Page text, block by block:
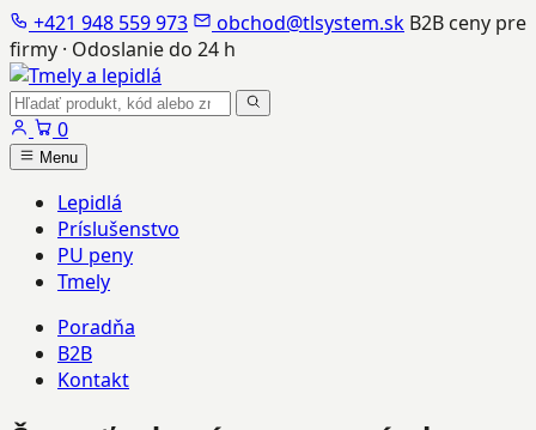
+421 948 559 973 obchod@tlsystem.sk B2B ceny pre
firmy · Odoslanie do 24 h
Hľadať
produkty
0
Menu
Lepidlá
Príslušenstvo
PU peny
Tmely
Poradňa
B2B
Kontakt